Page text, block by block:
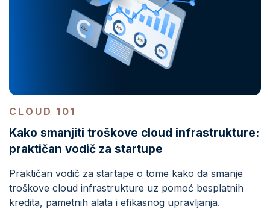
CLOUD 101
Kako smanjiti troškove cloud infrastrukture:
praktičan vodič za startupe
Praktičan vodič za startape o tome kako da smanje
troškove cloud infrastrukture uz pomoć besplatnih
kredita, pametnih alata i efikasnog upravljanja.